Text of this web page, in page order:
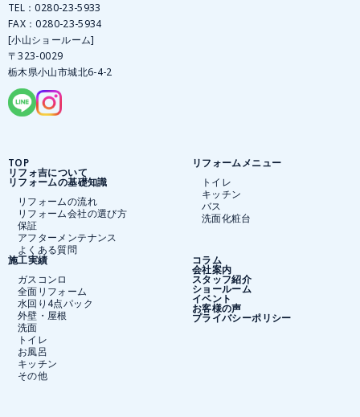
TEL：0280-23-5933
FAX：0280-23-5934
[小山ショールーム]
〒323-0029
栃木県小山市城北6-4-2
TOP
リフォ吉について
リフォームの基礎知識
リフォームの流れ
リフォーム会社の選び方
保証
アフターメンテナンス
よくある質問
リフォームメニュー
トイレ
キッチン
バス
洗面化粧台
施工実績
ガスコンロ
全面リフォーム
水回り4点パック
外壁・屋根
洗面
トイレ
お風呂
キッチン
その他
コラム
会社案内
スタッフ紹介
ショールーム
イベント
お客様の声
プライバシーポリシー